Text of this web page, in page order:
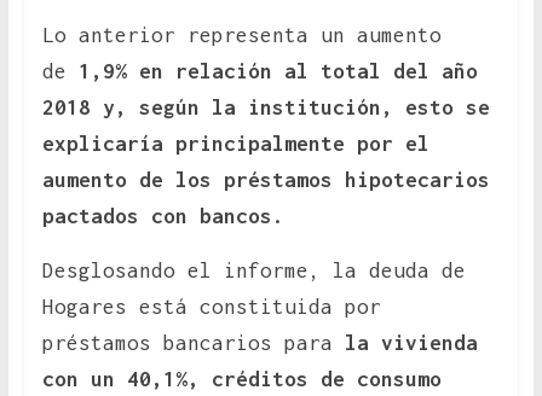
Lo anterior representa un aumento
de 1,9% en relación al total del año
2018 y, según la institución, esto se
explicaría principalmente por el
aumento de los préstamos hipotecarios
pactados con bancos.
Desglosando el informe, la deuda de
Hogares está constituida por
préstamos bancarios para la vivienda
con un 40,1%, créditos de consumo